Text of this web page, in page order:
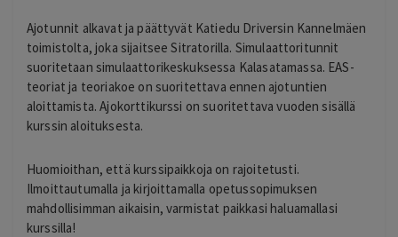
Ajotunnit alkavat ja päättyvät Katiedu Driversin Kannelmäen
toimistolta, joka sijaitsee Sitratorilla. Simulaattoritunnit
suoritetaan simulaattorikeskuksessa Kalasatamassa. EAS-
teoriat ja teoriakoe on suoritettava ennen ajotuntien
aloittamista. Ajokorttikurssi on suoritettava vuoden sisällä
kurssin aloituksesta.
Huomioithan, että kurssipaikkoja on rajoitetusti.
Ilmoittautumalla ja kirjoittamalla opetussopimuksen
mahdollisimman aikaisin, varmistat paikkasi haluamallasi
kurssilla!